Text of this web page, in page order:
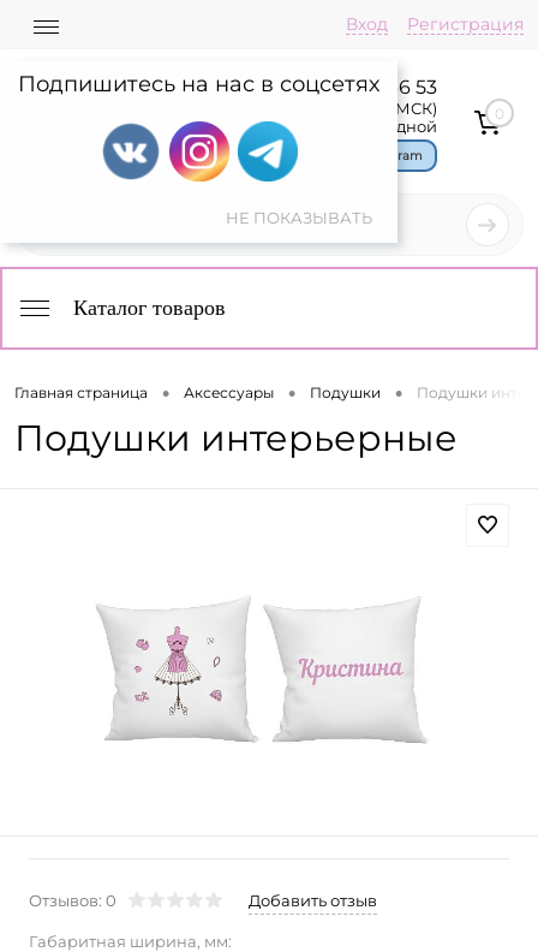
Подпишитесь на нас в соцсетях
Вход Регистрация
8 800 775 36 53
Пн-Пт: 08:00-17:00(МСК)
Сб,Вс: выходной
Чат в Telegram
0
Каталог товаров
Главная страница • Аксессуары • Подушки • Подушки
Подушки интерьерные
Отзывов: 0 Добавить отзыв
Габаритная ширина, мм: